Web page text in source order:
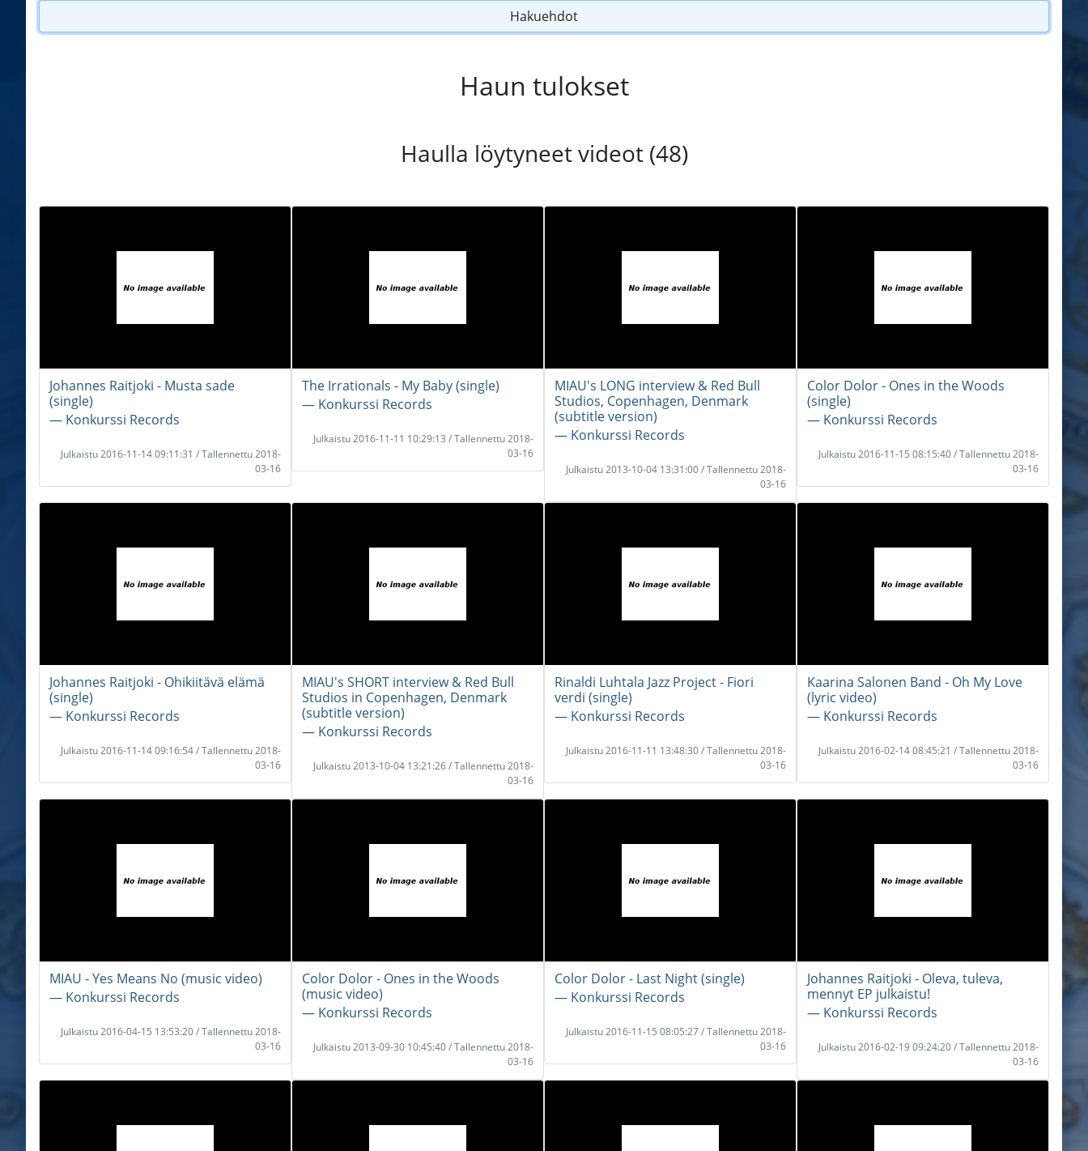
Hakuehdot
Haun tulokset
Haulla löytyneet videot (48)
Johannes Raitjoki - Musta sade
(single)
― Konkurssi Records
Julkaistu 2016-11-14 09:11:31 / Tallennettu 2018-
03-16
The Irrationals - My Baby (single)
― Konkurssi Records
Julkaistu 2016-11-11 10:29:13 / Tallennettu 2018-
03-16
MIAU's LONG interview & Red Bull
Studios, Copenhagen, Denmark
(subtitle version)
― Konkurssi Records
Julkaistu 2013-10-04 13:31:00 / Tallennettu 2018-
03-16
Color Dolor - Ones in the Woods
(single)
― Konkurssi Records
Julkaistu 2016-11-15 08:15:40 / Tallennettu 2018-
03-16
Johannes Raitjoki - Ohikiitävä elämä
(single)
― Konkurssi Records
Julkaistu 2016-11-14 09:16:54 / Tallennettu 2018-
03-16
MIAU's SHORT interview & Red Bull
Studios in Copenhagen, Denmark
(subtitle version)
― Konkurssi Records
Julkaistu 2013-10-04 13:21:26 / Tallennettu 2018-
03-16
Rinaldi Luhtala Jazz Project - Fiori
verdi (single)
― Konkurssi Records
Julkaistu 2016-11-11 13:48:30 / Tallennettu 2018-
03-16
Kaarina Salonen Band - Oh My Love
(lyric video)
― Konkurssi Records
Julkaistu 2016-02-14 08:45:21 / Tallennettu 2018-
03-16
MIAU - Yes Means No (music video)
― Konkurssi Records
Julkaistu 2016-04-15 13:53:20 / Tallennettu 2018-
03-16
Color Dolor - Ones in the Woods
(music video)
― Konkurssi Records
Julkaistu 2013-09-30 10:45:40 / Tallennettu 2018-
03-16
Color Dolor - Last Night (single)
― Konkurssi Records
Julkaistu 2016-11-15 08:05:27 / Tallennettu 2018-
03-16
Johannes Raitjoki - Oleva, tuleva,
mennyt EP julkaistu!
― Konkurssi Records
Julkaistu 2016-02-19 09:24:20 / Tallennettu 2018-
03-16